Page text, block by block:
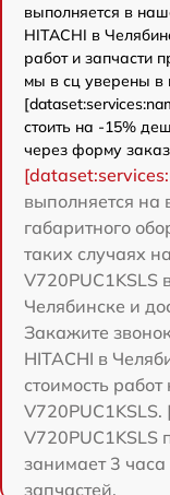
выполняется в
HITACHI в
работ и запчасти
мы в сц уверены в
стоить на -15%
через форму
выполняется на
габаритного
таких случаях
V720PUC1KSLS
Челябинске и
Закажите
HITACHI в
стоимость
V720PUC1KSLS
занимает 3
запчастей.